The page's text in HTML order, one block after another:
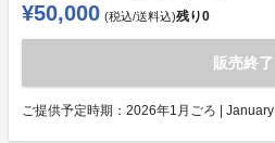
¥50,000 (税込/送料込)残り0
販売終了
ご提供予定時期： 2026年1月ごろ |